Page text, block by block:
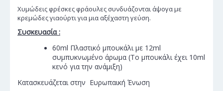
Χυμώδεις φρέσκες φράουλες συνδυάζονται άψογα με
κρεμώδες γιαούρτι για μια αξέχαστη γεύση.
Συσκευασία :
60ml Πλαστικό μπουκάλι με 12ml
συμπυκνωμένο άρωμα (Το μπουκάλι έχει 10ml
κενό για την ανάμιξη)
Κατασκευάζεται στην Ευρωπαική Ένωση